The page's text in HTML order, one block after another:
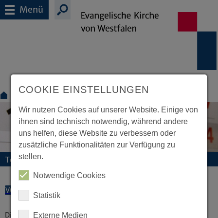
Menü
Termine
Termine und Veranstaltungen
VORLESEN
Diese Veranstaltung existiert nicht.
COOKIE EINSTELLUNGEN
Wir nutzen Cookies auf unserer Website. Einige von
ihnen sind technisch notwendig, während andere
uns helfen, diese Website zu verbessern oder
zusätzliche Funktionalitäten zur Verfügung zu
stellen.
Notwendige Cookies
Statistik
Externe Medien